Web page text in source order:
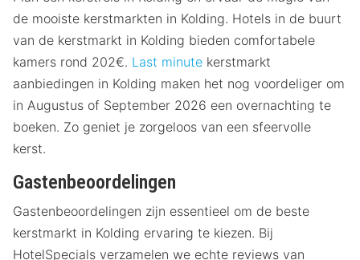
de mooiste kerstmarkten in Kolding. Hotels in de buurt
van de kerstmarkt in Kolding bieden comfortabele
kamers rond 202€. Last minute kerstmarkt
aanbiedingen in Kolding maken het nog voordeliger om
in Augustus of September 2026 een overnachting te
boeken. Zo geniet je zorgeloos van een sfeervolle
kerst.
Gastenbeoordelingen
Gastenbeoordelingen zijn essentieel om de beste
kerstmarkt in Kolding ervaring te kiezen. Bij
HotelSpecials verzamelen we echte reviews van